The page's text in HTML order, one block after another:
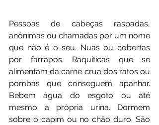
Pessoas de cabeças raspadas,
anônimas ou chamadas por um nome
que não é o seu. Nuas ou cobertas
por farrapos. Raquíticas que se
alimentam da carne crua dos ratos ou
pombas que conseguem apanhar.
Bebem água do esgoto ou até
mesmo a própria urina. Dormem
sobre o capim ou no chão duro. São